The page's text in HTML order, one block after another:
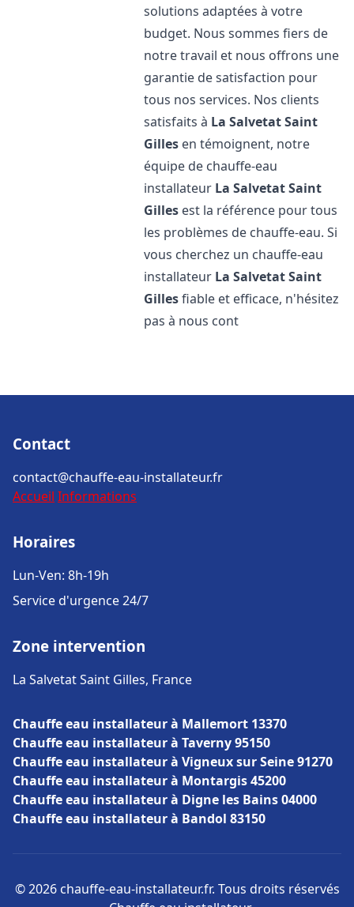
solutions adaptées à votre
budget. Nous sommes fiers de
notre travail et nous offrons une
garantie de satisfaction pour
tous nos services. Nos clients
satisfaits à La Salvetat Saint
Gilles en témoignent, notre
équipe de chauffe-eau
installateur La Salvetat Saint
Gilles est la référence pour tous
les problèmes de chauffe-eau. Si
vous cherchez un chauffe-eau
installateur La Salvetat Saint
Gillesfiable et efficace, n'hésitez
pas à nous cont
Contact
contact@chauffe-eau-installateur.fr
Accueil Informations
Horaires
Lun-Ven: 8h-19h
Service d'urgence 24/7
Zone intervention
La Salvetat Saint Gilles, France
Chauffe eau installateur à Mallemort 13370
Chauffe eau installateur à Taverny 95150
Chauffe eau installateur à Vigneux sur Seine 91270
Chauffe eau installateur à Montargis 45200
Chauffe eau installateur à Digne les Bains 04000
Chauffe eau installateur à Bandol 83150
© 2026 chauffe-eau-installateur.fr. Tous droits réservés